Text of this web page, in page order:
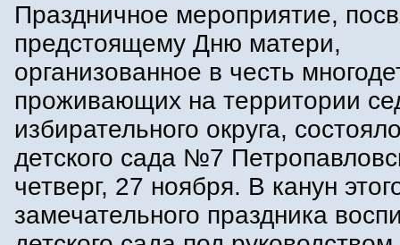
Праздничное мероприятие,
предстоящему Дню матери,
организованное в честь
проживающих на территории
избирательного округа,
детского сада №7
четверг, 27 ноября. В канун
замечательного праздника